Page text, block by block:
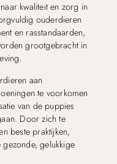
kwaliteit en zorg in
ouderdieren
en rasstandaarden,
grootgebracht in
aan
te voorkomen
van de puppies
Door zich te
beste praktijken,
gelukkige